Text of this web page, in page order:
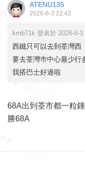
ATENU135
2026-6-3 22:42
kmb71k 發表於 2026-6-3
西鐵只可以去到荃灣西
要去荃灣巿中心最少行
我搭巴士好過啦
68A出到荃市都一粒
勝68A